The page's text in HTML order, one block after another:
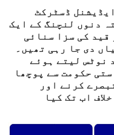
ڈسٹرکٹ
دنوں لنچنگ کے ایک
قید کی سزا سنائی
دی جا رہی تھیں۔
نوٹس لیتے ہوئے
حکومت سے پوچھا
کرنے اور
اب تک کیا